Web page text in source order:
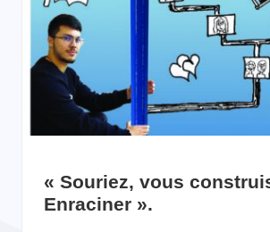
« Souriez, vous
Enraciner ».